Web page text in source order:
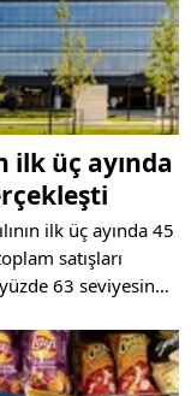
ilk üç ayında
ilk üç ayında 45
satışları
63 seviyesinde